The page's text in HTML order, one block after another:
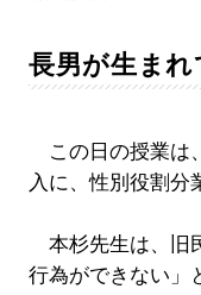
長男が生ま
この日の授業は
入に、性別役割分
本杉先生は、旧
行為ができない」